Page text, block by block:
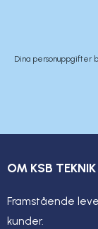
Dina personuppgifter
OM KSB TEKNIK
Framstående
kunder.